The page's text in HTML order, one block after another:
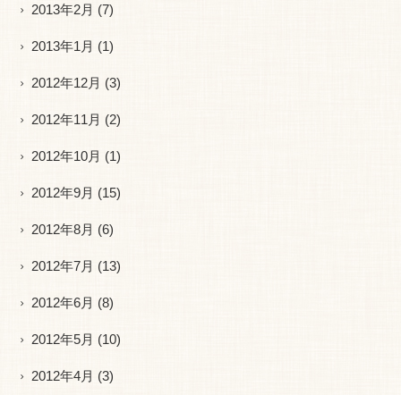
2013年2月 (7)
2013年1月 (1)
2012年12月 (3)
2012年11月 (2)
2012年10月 (1)
2012年9月 (15)
2012年8月 (6)
2012年7月 (13)
2012年6月 (8)
2012年5月 (10)
2012年4月 (3)